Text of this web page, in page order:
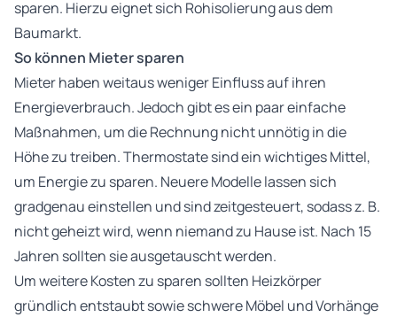
sparen. Hierzu eignet sich Rohisolierung aus dem
Baumarkt.
So können Mieter sparen
Mieter haben weitaus weniger Einfluss auf ihren
Energieverbrauch. Jedoch gibt es ein paar einfache
Maßnahmen, um die Rechnung nicht unnötig in die
Höhe zu treiben. Thermostate sind ein wichtiges Mittel,
um Energie zu sparen. Neuere Modelle lassen sich
gradgenau einstellen und sind zeitgesteuert, sodass z. B.
nicht geheizt wird, wenn niemand zu Hause ist. Nach 15
Jahren sollten sie ausgetauscht werden.
Um weitere Kosten zu sparen sollten Heizkörper
gründlich entstaubt sowie schwere Möbel und Vorhänge